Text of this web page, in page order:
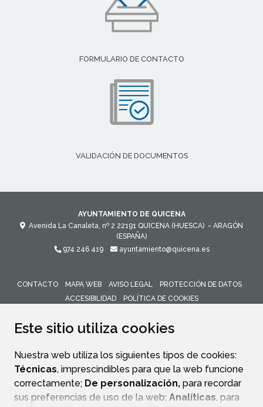
Este sitio utiliza cookies
Nuestra web utiliza los siguientes tipos de cookies:
Técnicas, imprescindibles para que la web funcione
correctamente; De personalización, para recordar
sus preferencias de uso de la web; Analíticas, para
FORMULARIO DE CONTACTO
VALIDACIÓN DE DOCUMENTOS
AYUNTAMIENTO DE QUICENA
Avenida La Canaleta, nº 2 22191 QUICENA (HUESCA) - ARAGÓN
(ESPAÑA)
974 246 419
ayuntamiento@quicena.es
CONTACTO MAPA WEB AVISO LEGAL
PROTECCIÓN DE DATOS
ACCESIBILIDAD
POLÍTICA DE COOKIES